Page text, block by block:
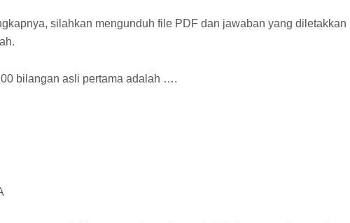
silahkan mengunduh file PDF dan jawaban yang diletakkan
bilangan asli pertama adalah ….